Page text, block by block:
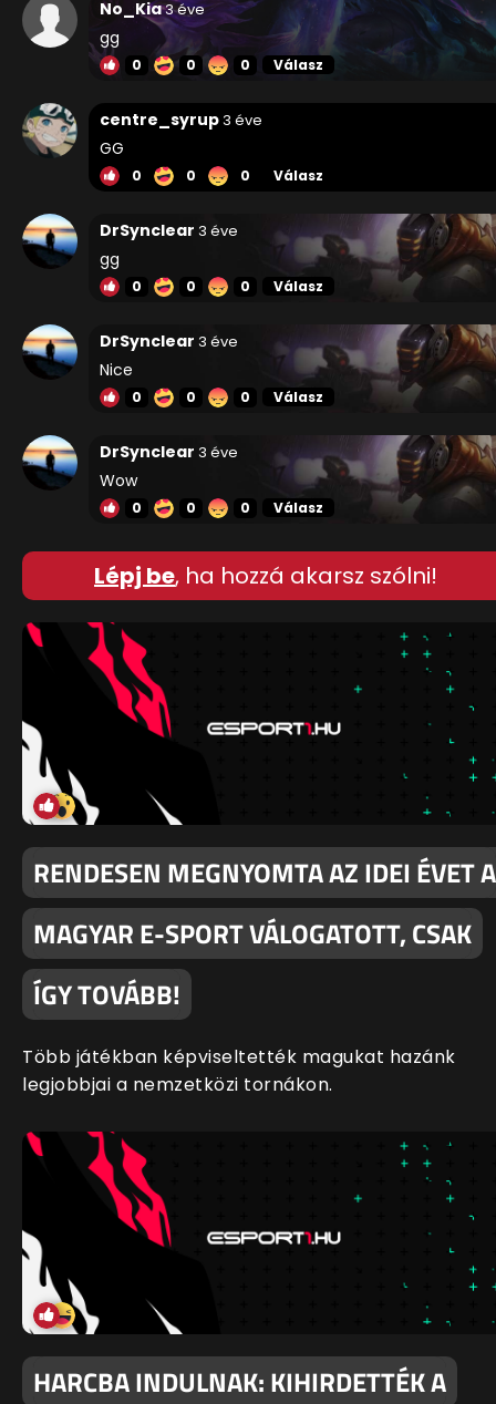
No_Kia3 éve
gg
0 0 0 Válasz
centre_syrup3 éve
GG
0 0 0 Válasz
DrSynclear 3 éve
gg
0 0 0 Válasz
DrSynclear 3 éve
Nice
0 0 0 Válasz
DrSynclear 3 éve
Wow
0 0 0 Válasz
Lépj be, ha hozzá akarsz szólni!
RENDESEN MEGNYOMTA AZ IDEI ÉVET A
MAGYAR E-SPORT VÁLOGATOTT, CSAK
ÍGY TOVÁBB!
Több játékban képviseltették magukat hazánk
legjobbjai a nemzetközi tornákon.
HARCBA INDULNAK: KIHIRDETTÉK A